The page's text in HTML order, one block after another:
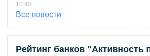
10:40
Все новости
Рейтинг банков "Активность